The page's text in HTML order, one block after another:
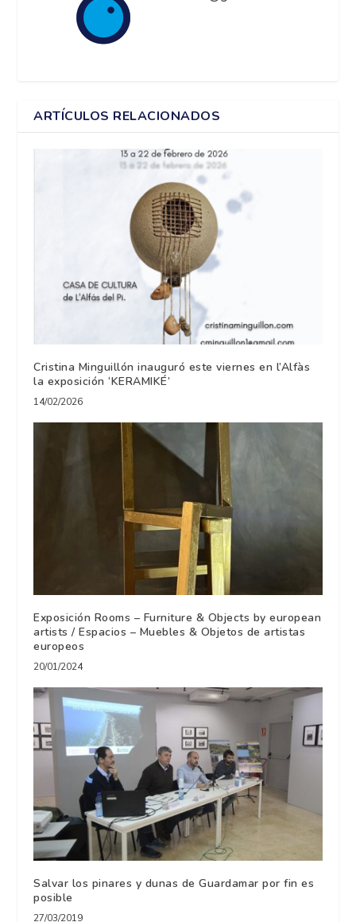
ARTÍCULOS RELACIONADOS
Cristina Minguillón inauguró este viernes en l’Alfàs
la exposición ‘KERAMIKÉ’
14/02/2026
Exposición Rooms – Furniture & Objects by european
artists / Espacios – Muebles & Objetos de artistas
europeos
20/01/2024
Salvar los pinares y dunas de Guardamar por fin es
posible
27/03/2019